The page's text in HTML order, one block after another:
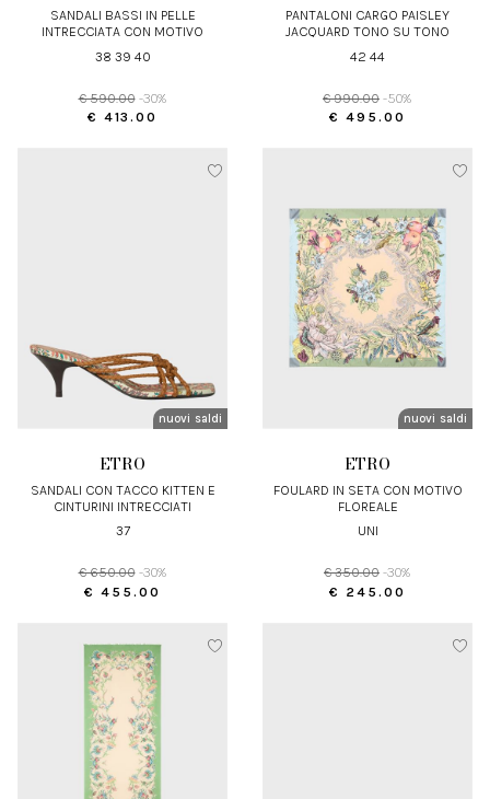
SANDALI BASSI IN PELLE
INTRECCIATA CON MOTIVO
38 39 40
€ 590.00 -30%
€ 413.00
PANTALONI CARGO PAISLEY
JACQUARD TONO SU TONO
42 44
€ 990.00 -50%
€ 495.00
nuovi arrivi
saldi
ETRO
SANDALI CON TACCO KITTEN E
CINTURINI INTRECCIATI
37
€ 650.00 -30%
€ 455.00
nuovi arrivi
saldi
ETRO
FOULARD IN SETA CON MOTIVO
FLOREALE
UNI
€ 350.00 -30%
€ 245.00